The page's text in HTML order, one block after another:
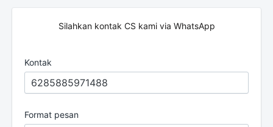
Silahkan kontak CS kami via WhatsApp
Kontak
Format pesan